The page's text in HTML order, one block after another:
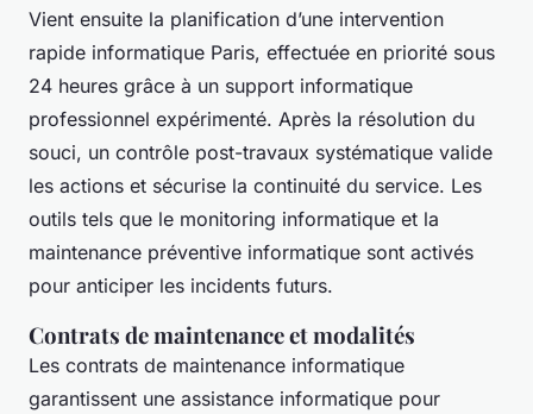
Vient ensuite la planification d’une intervention
rapide informatique Paris, effectuée en priorité sous
24 heures grâce à un support informatique
professionnel expérimenté. Après la résolution du
souci, un contrôle post-travaux systématique valide
les actions et sécurise la continuité du service. Les
outils tels que le monitoring informatique et la
maintenance préventive informatique sont activés
pour anticiper les incidents futurs.
Contrats de maintenance et modalités
Les contrats de maintenance informatique
garantissent une assistance informatique pour